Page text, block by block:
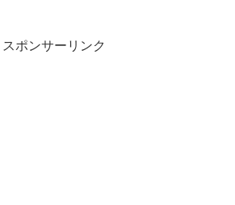
スポンサーリンク